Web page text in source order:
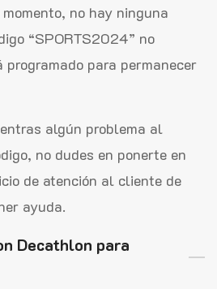
no hay ninguna
“SPORTS2024” no
para permanecer
algún problema al
no dudes en ponerte en
de atención al cliente de
ayuda.
Decathlon para